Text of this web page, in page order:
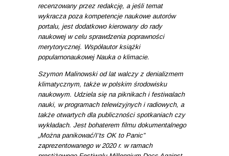
recenzowany przez redakcję, a jeśli temat
wykracza poza kompetencje naukowe autorów
portalu, jest dodatkowo kierowany do rady
naukowej w celu sprawdzenia poprawności
merytorycznej. Współautor książki
popularnonaukowej Nauka o klimacie.
Szymon Malinowski od lat walczy z denializmem
klimatycznym, także w polskim środowisku
naukowym. Udziela się na piknikach i festiwalach
nauki, w programach telewizyjnych i radiowych, a
także otwartych dla publiczności spotkaniach czy
wykładach. Jest bohaterem filmu dokumentalnego
„Można panikować/I’ts OK to Panic”
zaprezentowanego w 2020 r. w ramach